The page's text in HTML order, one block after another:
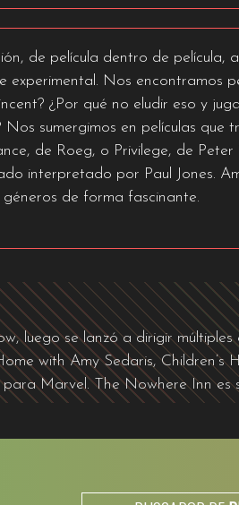
de película dentro de película,
Nos encontramos
¿Por qué no eludir eso y
sumergimos en películas que
de Roeg, o Privilege, de Peter
interpretado por Paul Jones.
de forma fascinante.
luego se lanzó a dirigir
with Amy Sedaris, Children’s
Marvel. The Nowhere Inn es